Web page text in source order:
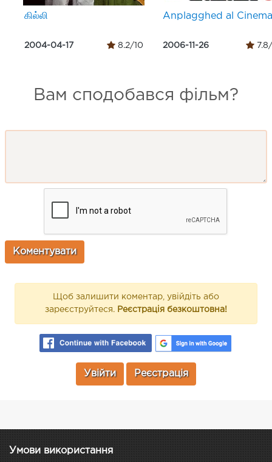
கில்லி
2004-04-17 8.2/10
Anplagghed al Cinema
2006-11-26 7.8/
Вам сподобався фільм?
Щоб залишити коментар, увійдіть або
зареєструйтеся. Реєстрація безкоштовна!
Увійти Реєстрація
Умови використання